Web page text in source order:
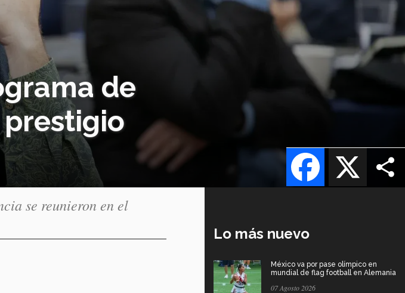
de
X
Facebook
se reunieron en el
Lo más nuevo
México va por pase olímpico en
mundial de flag football en Alemania
07 Agosto 2026